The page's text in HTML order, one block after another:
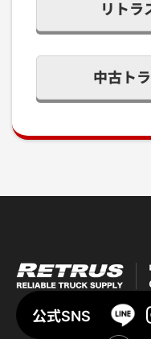
リトラ
中古ト
公式SNS